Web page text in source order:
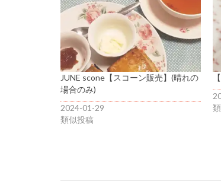
JUNE scone【スコーン販売】(晴れの
場合のみ)
2024-01-29
類似投稿